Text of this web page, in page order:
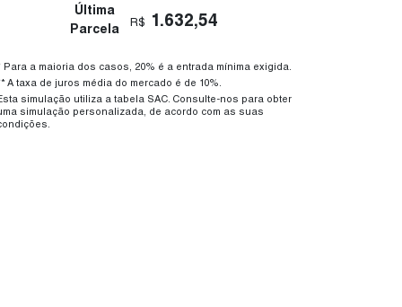
Última
Parcela
R$ 1.632,54
Para a maioria dos casos, 20% é a entrada mínima exigida.
A taxa de juros média do mercado é de 10%.
simulação utiliza a tabela SAC. Consulte-nos para obter
simulação personalizada, de acordo com as suas